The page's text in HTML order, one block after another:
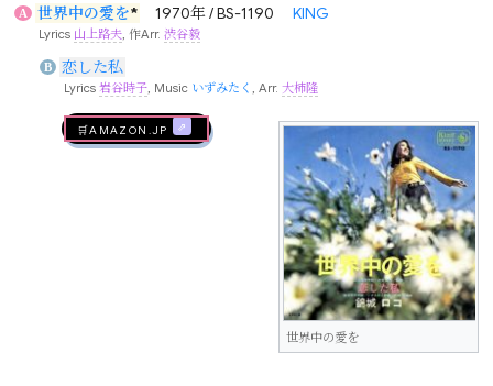
A 世界中の愛を* 1970年 / BS-1190 KING
Lyrics 山上路夫 , 作Arr.渋谷毅
B 恋した私
Lyrics 岩谷時子, Music いずみたく , Arr. 大柿隆
世界中の愛を
🛒AMAZON.jp